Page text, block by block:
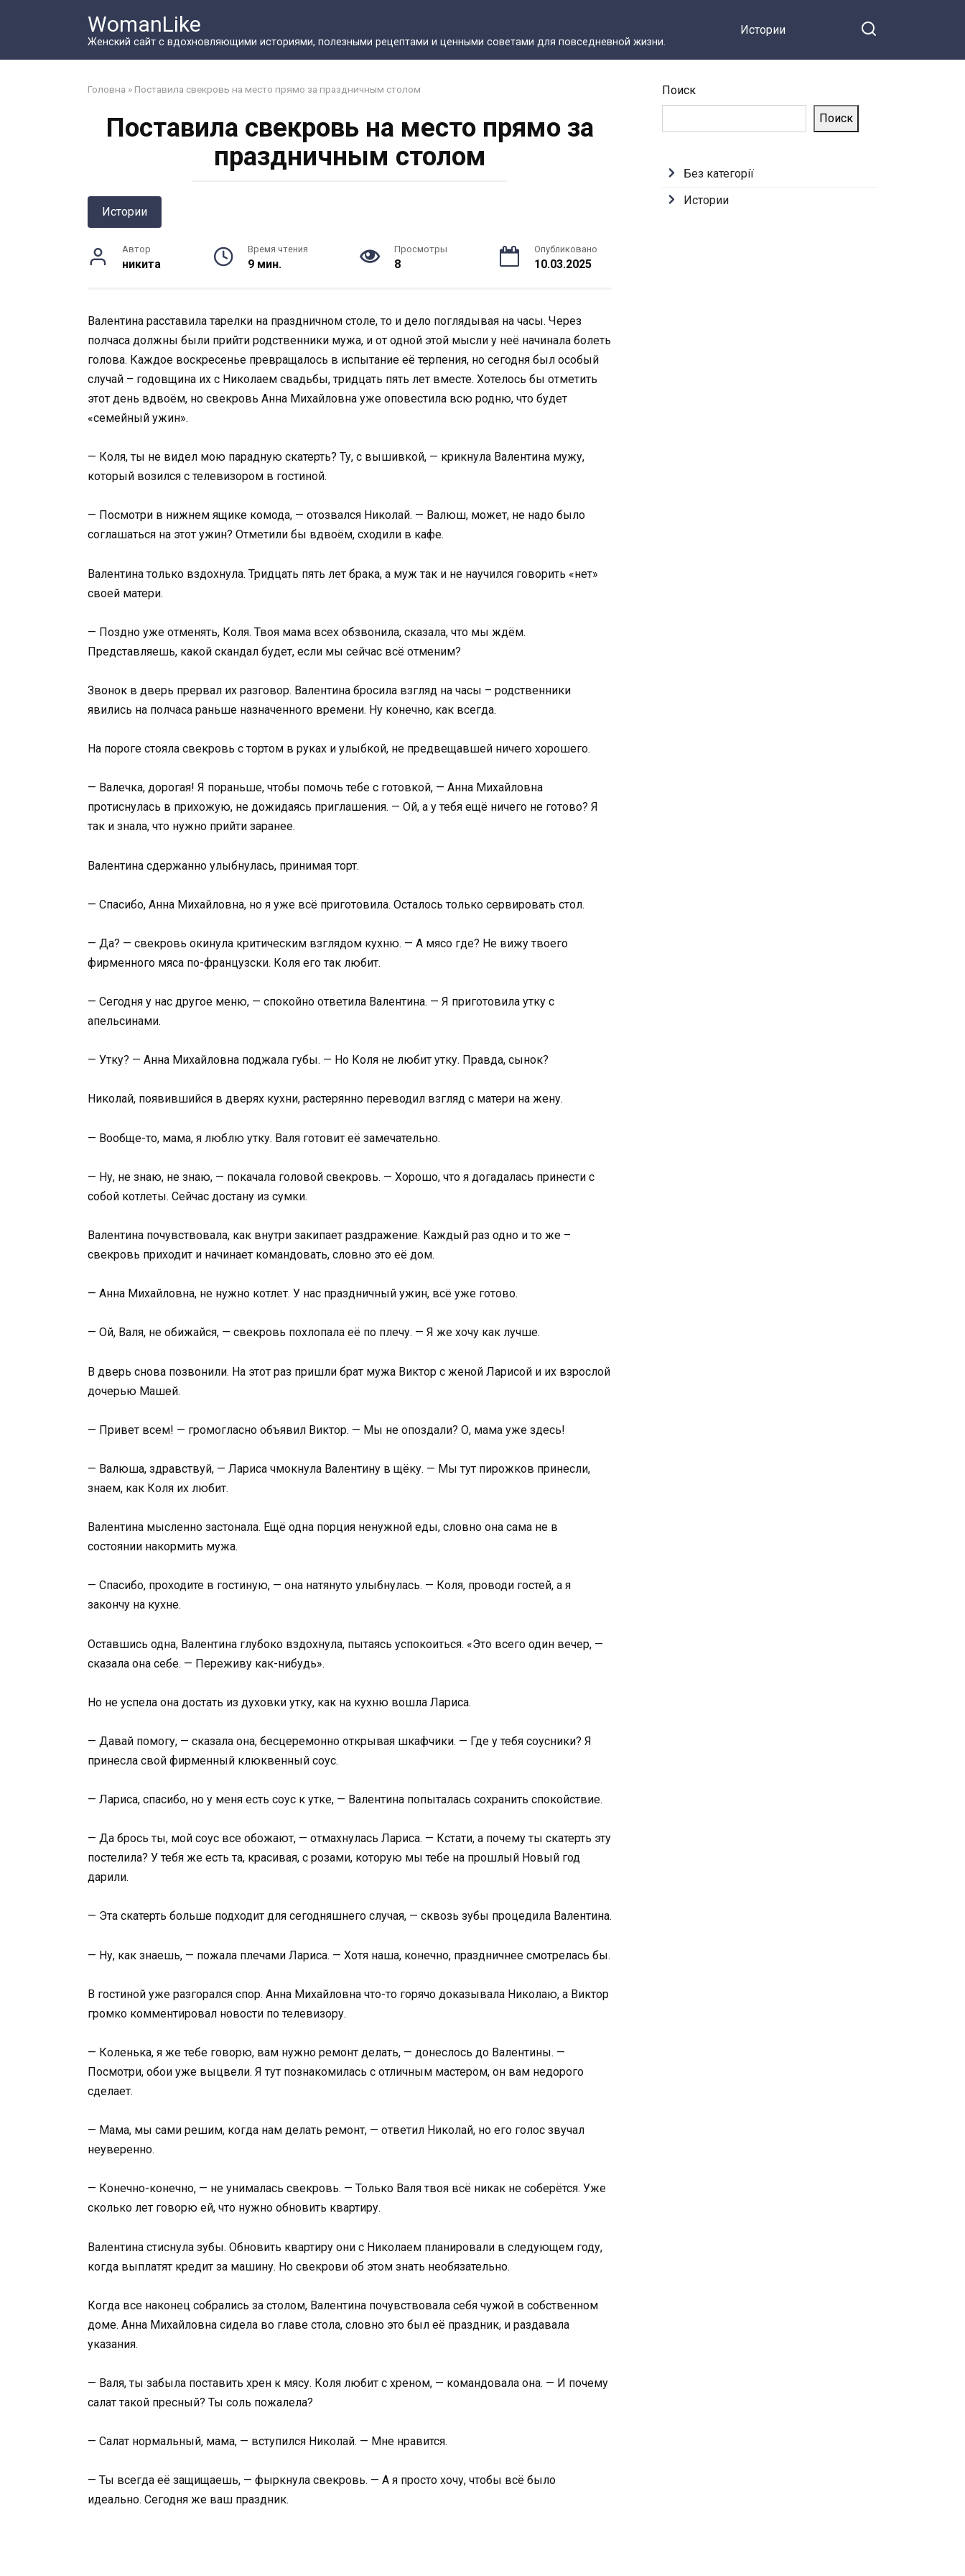
WomanLike
Женский сайт с вдохновляющими историями, полезными рецептами и ценными советами для повседневной жизни.
Истории
Головна » Поставила свекровь на место прямо за праздничным столом
Поставила свекровь на место прямо за
праздничным столом
Истории
Автор
никита
Время чтения
9 мин.
Просмотры
8
Опубликовано
10.03.2025
Валентина расставила тарелки на праздничном столе, то и дело поглядывая на часы. Через
полчаса должны были прийти родственники мужа, и от одной этой мысли у неё начинала болеть
голова. Каждое воскресенье превращалось в испытание её терпения, но сегодня был особый
случай – годовщина их с Николаем свадьбы, тридцать пять лет вместе. Хотелось бы отметить
этот день вдвоём, но свекровь Анна Михайловна уже оповестила всю родню, что будет
«семейный ужин».
— Коля, ты не видел мою парадную скатерть? Ту, с вышивкой, — крикнула Валентина мужу,
который возился с телевизором в гостиной.
— Посмотри в нижнем ящике комода, — отозвался Николай. — Валюш, может, не надо было
соглашаться на этот ужин? Отметили бы вдвоём, сходили в кафе.
Валентина только вздохнула. Тридцать пять лет брака, а муж так и не научился говорить «нет»
своей матери.
— Поздно уже отменять, Коля. Твоя мама всех обзвонила, сказала, что мы ждём.
Представляешь, какой скандал будет, если мы сейчас всё отменим?
Звонок в дверь прервал их разговор. Валентина бросила взгляд на часы – родственники
явились на полчаса раньше назначенного времени. Ну конечно, как всегда.
На пороге стояла свекровь с тортом в руках и улыбкой, не предвещавшей ничего хорошего.
— Валечка, дорогая! Я пораньше, чтобы помочь тебе с готовкой, — Анна Михайловна
протиснулась в прихожую, не дожидаясь приглашения. — Ой, а у тебя ещё ничего не готово? Я
так и знала, что нужно прийти заранее.
Валентина сдержанно улыбнулась, принимая торт.
— Спасибо, Анна Михайловна, но я уже всё приготовила. Осталось только сервировать стол.
— Да? — свекровь окинула критическим взглядом кухню. — А мясо где? Не вижу твоего
фирменного мяса по-французски. Коля его так любит.
— Сегодня у нас другое меню, — спокойно ответила Валентина. — Я приготовила утку с
апельсинами.
— Утку? — Анна Михайловна поджала губы. — Но Коля не любит утку. Правда, сынок?
Николай, появившийся в дверях кухни, растерянно переводил взгляд с матери на жену.
— Вообще-то, мама, я люблю утку. Валя готовит её замечательно.
— Ну, не знаю, не знаю, — покачала головой свекровь. — Хорошо, что я догадалась принести с
собой котлеты. Сейчас достану из сумки.
Валентина почувствовала, как внутри закипает раздражение. Каждый раз одно и то же –
свекровь приходит и начинает командовать, словно это её дом.
— Анна Михайловна, не нужно котлет. У нас праздничный ужин, всё уже готово.
— Ой, Валя, не обижайся, — свекровь похлопала её по плечу. — Я же хочу как лучше.
В дверь снова позвонили. На этот раз пришли брат мужа Виктор с женой Ларисой и их взрослой
дочерью Машей.
— Привет всем! — громогласно объявил Виктор. — Мы не опоздали? О, мама уже здесь!
— Валюша, здравствуй, — Лариса чмокнула Валентину в щёку. — Мы тут пирожков принесли,
знаем, как Коля их любит.
Валентина мысленно застонала. Ещё одна порция ненужной еды, словно она сама не в
состоянии накормить мужа.
— Спасибо, проходите в гостиную, — она натянуто улыбнулась. — Коля, проводи гостей, а я
закончу на кухне.
Оставшись одна, Валентина глубоко вздохнула, пытаясь успокоиться. «Это всего один вечер, —
сказала она себе. — Переживу как-нибудь».
Но не успела она достать из духовки утку, как на кухню вошла Лариса.
— Давай помогу, — сказала она, бесцеремонно открывая шкафчики. — Где у тебя соусники? Я
принесла свой фирменный клюквенный соус.
— Лариса, спасибо, но у меня есть соус к утке, — Валентина попыталась сохранить спокойствие.
— Да брось ты, мой соус все обожают, — отмахнулась Лариса. — Кстати, а почему ты скатерть эту
постелила? У тебя же есть та, красивая, с розами, которую мы тебе на прошлый Новый год
дарили.
— Эта скатерть больше подходит для сегодняшнего случая, — сквозь зубы процедила Валентина.
— Ну, как знаешь, — пожала плечами Лариса. — Хотя наша, конечно, праздничнее смотрелась бы.
В гостиной уже разгорался спор. Анна Михайловна что-то горячо доказывала Николаю, а Виктор
громко комментировал новости по телевизору.
— Коленька, я же тебе говорю, вам нужно ремонт делать, — донеслось до Валентины. —
Посмотри, обои уже выцвели. Я тут познакомилась с отличным мастером, он вам недорого
сделает.
— Мама, мы сами решим, когда нам делать ремонт, — ответил Николай, но его голос звучал
неуверенно.
— Конечно-конечно, — не унималась свекровь. — Только Валя твоя всё никак не соберётся. Уже
сколько лет говорю ей, что нужно обновить квартиру.
Валентина стиснула зубы. Обновить квартиру они с Николаем планировали в следующем году,
когда выплатят кредит за машину. Но свекрови об этом знать необязательно.
Когда все наконец собрались за столом, Валентина почувствовала себя чужой в собственном
доме. Анна Михайловна сидела во главе стола, словно это был её праздник, и раздавала
указания.
— Валя, ты забыла поставить хрен к мясу. Коля любит с хреном, — командовала она. — И почему
салат такой пресный? Ты соль пожалела?
— Салат нормальный, мама, — вступился Николай. — Мне нравится.
— Ты всегда её защищаешь, — фыркнула свекровь. — А я просто хочу, чтобы всё было
идеально. Сегодня же ваш праздник.
Поиск
Поиск
Без категорії
Истории